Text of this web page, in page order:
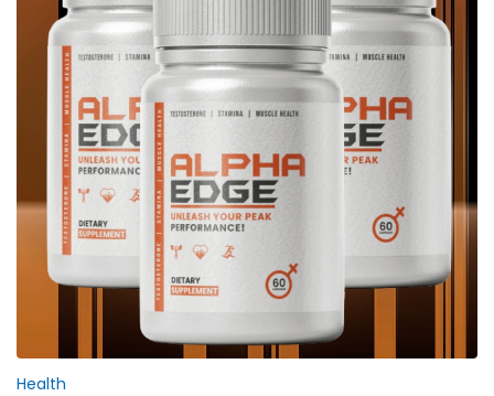
Health